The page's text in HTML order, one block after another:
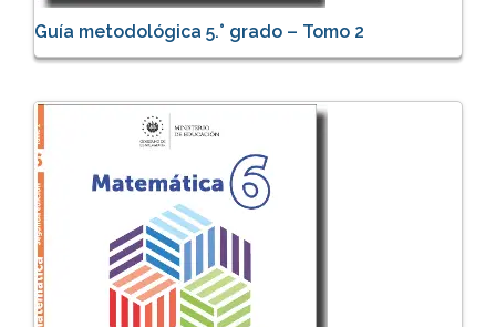
Guía metodológica 5.° grado – Tomo 2